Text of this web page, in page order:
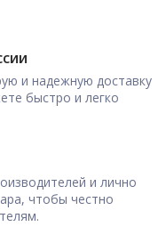
и надежную доставку
быстро и легко
и лично
чтобы честно